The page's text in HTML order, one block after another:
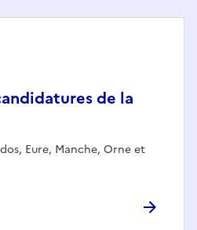
de la
Eure, Manche, Orne et